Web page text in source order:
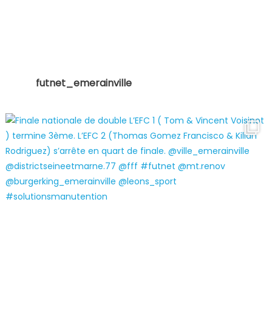
futnet_emerainville